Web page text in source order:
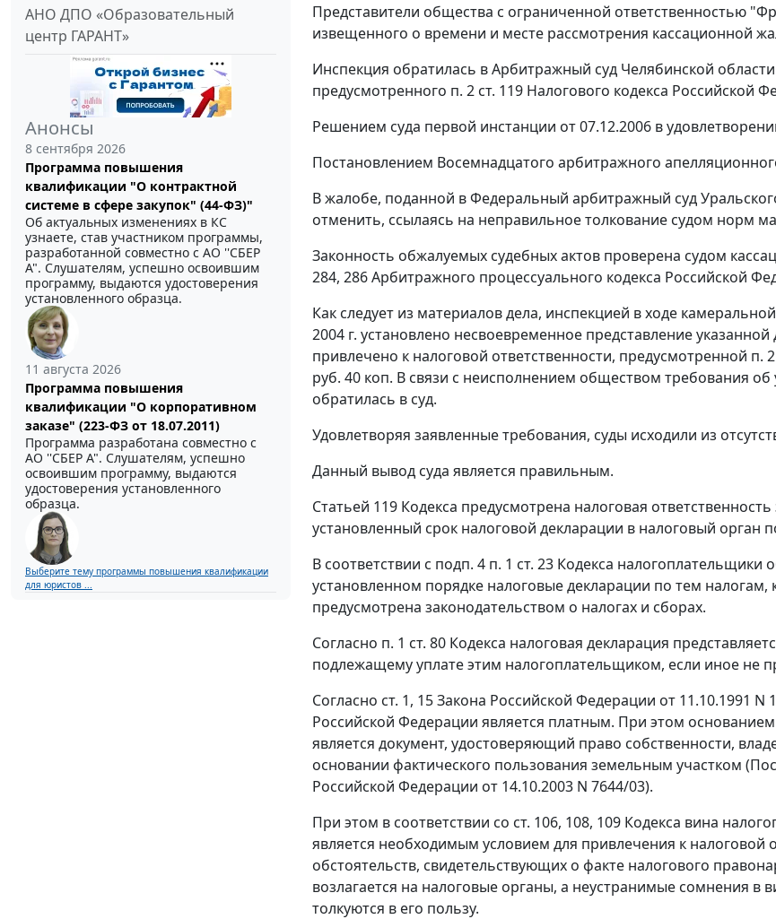
АНО ДПО «Образовательный
центр ГАРАНТ»
Анонсы
8 сентября 2026
Программа повышения
квалификации "О контрактной
системе в сфере закупок" (44-ФЗ)"
Об актуальных изменениях в КС
узнаете, став участником программы,
разработанной совместно с АО ''СБЕР
А". Слушателям, успешно освоившим
программу, выдаются удостоверения
установленного образца.
11 августа 2026
Программа повышения
квалификации "О корпоративном
заказе" (223-ФЗ от 18.07.2011)
Программа разработана совместно с
АО ''СБЕР А". Слушателям, успешно
освоившим программу, выдаются
удостоверения установленного
образца.
Выберите тему программы повышения квалификации
для юристов ...
Представители общества с ограниченной ответственностью
извещенного о времени и месте рассмотрения кассационной
Инспекция обратилась в Арбитражный суд Челябинской
предусмотренного п. 2 ст. 119 Налогового кодекса Российской
Решением суда первой инстанции от 07.12.2006 в
Постановлением Восемнадцатого арбитражного
В жалобе, поданной в Федеральный арбитражный суд
отменить, ссылаясь на неправильное толкование судом норм
Законность обжалуемых судебных актов проверена судом
284, 286 Арбитражного процессуального кодекса Российской
Как следует из материалов дела, инспекцией в ходе
2004 г. установлено несвоевременное представление
привлечено к налоговой ответственности, предусмотренной п.
руб. 40 коп. В связи с неисполнением обществом требования
обратилась в суд.
Удовлетворяя заявленные требования, суды исходили из
Данный вывод суда является правильным.
Статьей 119 Кодекса предусмотрена налоговая
установленный срок налоговой декларации в налоговый орган
В соответствии с подп. 4 п. 1 ст. 23 Кодекса
установленном порядке налоговые декларации по тем
предусмотрена законодательством о налогах и сборах.
Согласно п. 1 ст. 80 Кодекса налоговая декларация
подлежащему уплате этим налогоплательщиком, если иное не
Согласно ст. 1, 15 Закона Российской Федерации от 11.10.1991
Российской Федерации является платным. При этом
является документ, удостоверяющий право собственности,
основании фактического пользования земельным участком
Российской Федерации от 14.10.2003 N 7644/03).
При этом в соответствии со ст. 106, 108, 109 Кодекса вина
является необходимым условием для привлечения к налоговой
обстоятельств, свидетельствующих о факте налогового
возлагается на налоговые органы, а неустранимые сомнения в
толкуются в его пользу.